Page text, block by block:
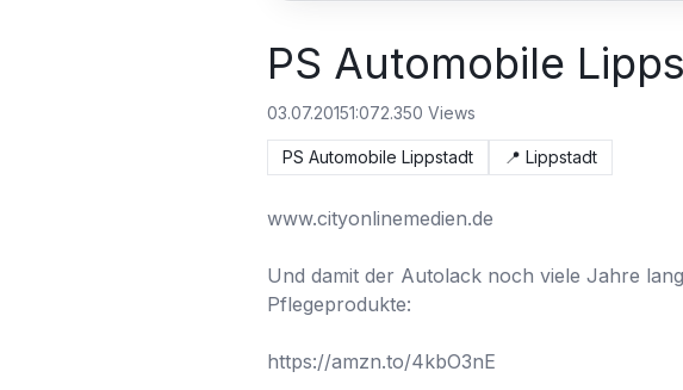
PS Automobile
03.07.20151:072.350 Views
PS Automobile Lippstadt 📍 Lippstadt
www.cityonlinemedien.de
Und damit der Autolack noch viele Jahre
Pflegeprodukte:
https://amzn.to/4kbO3nE